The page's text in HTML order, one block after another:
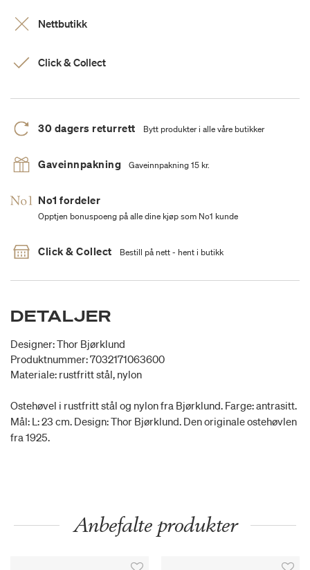
Nettbutikk
Click & Collect
30 dagers returrett Bytt produkter i alle våre butikker
Gaveinnpakning Gaveinnpakning 15 kr.
No1 fordeler
Opptjen bonuspoeng på alle dine kjøp som No1 kunde
Click & Collect Bestill på nett - hent i butikk
DETALJER
Designer: Thor Bjørklund
Produktnummer: 7032171063600
Materiale: rustfritt stål, nylon
Ostehøvel i rustfritt stål og nylon fra Bjørklund. Farge: antrasitt.
Mål: L: 23 cm. Design: Thor Bjørklund. Den originale ostehøvlen
fra 1925.
Anbefalte produkter